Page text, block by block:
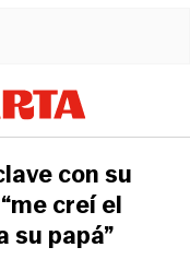
con su
creí el
su papá”